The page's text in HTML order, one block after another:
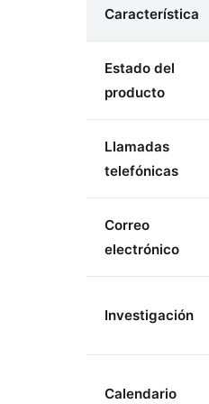
Característica
Estado del
producto
Llamadas
telefónicas
Correo
electrónico
Investigación
Calendario